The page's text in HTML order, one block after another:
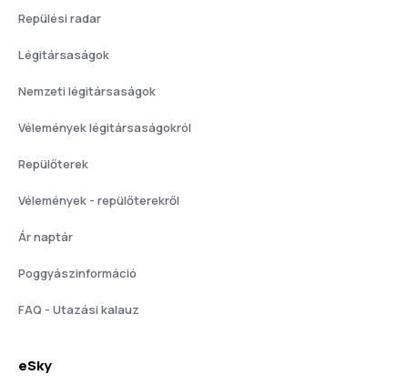
Repülési radar
Légitársaságok
Nemzeti légitársaságok
Vélemények légitársaságokról
Repülőterek
Vélemények - repülőterekről
Ár naptár
Poggyászinformáció
FAQ - Utazási kalauz
eSky